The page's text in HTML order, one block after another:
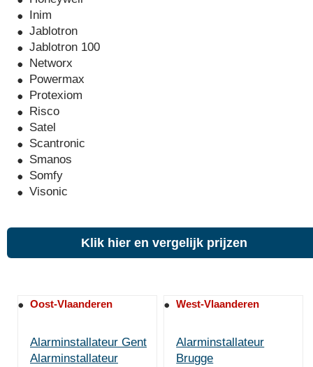
Inim
Jablotron
Jablotron 100
Networx
Powermax
Protexiom
Risco
Satel
Scantronic
Smanos
Somfy
Visonic
Klik hier en vergelijk prijzen
Oost-Vlaanderen
Alarminstallateur Gent
Alarminstallateur
West-Vlaanderen
Alarminstallateur
Brugge